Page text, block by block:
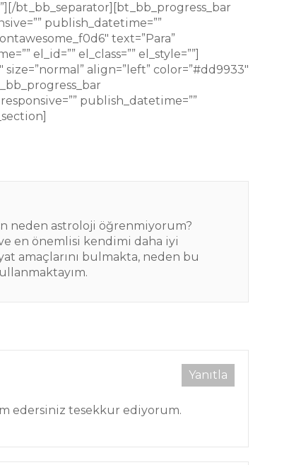
bt_bb_separator][bt_bb_progress_bar
publish_datetime=””
text=”Para”
el_id=”” el_class=”” el_style=””]
align=”left” color=”#dd9933″
publish_datetime=””
neden astroloji öğrenmiyorum?
en önemlisi kendimi daha iyi
amaçlarını bulmakta, neden bu
Yanıtla
edersiniz tesekkur ediyorum.